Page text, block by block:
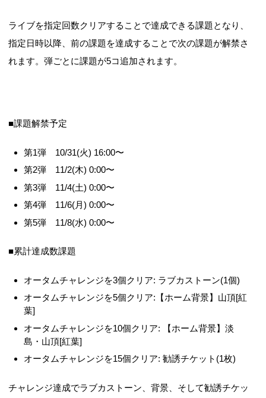
ライブを指定回数クリアすることで達成できる課題となり、
指定日時以降、前の課題を達成することで次の課題が解禁さ
れます。弾ごとに課題が5コ追加されます。
■課題解禁予定
第1弾 10/31(火) 16:00〜
第2弾 11/2(木) 0:00〜
第3弾 11/4(土) 0:00〜
第4弾 11/6(月) 0:00〜
第5弾 11/8(水) 0:00〜
■累計達成数課題
オータムチャレンジを3個クリア: ラブカストーン(1個)
オータムチャレンジを5個クリア:【ホーム背景】山頂[紅
葉]
オータムチャレンジを10個クリア: 【ホーム背景】淡
島・山頂[紅葉]
オータムチャレンジを15個クリア: 勧誘チケット(1枚)
チャレンジ達成でラブカストーン、背景、そして勧誘チケッ